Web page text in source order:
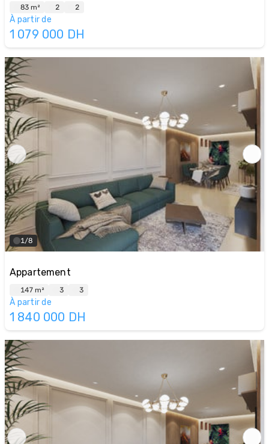
83 m² 2 2
À partir de
1 079 000 DH
1/8
Appartement
147 m² 3 3
À partir de
1 840 000 DH